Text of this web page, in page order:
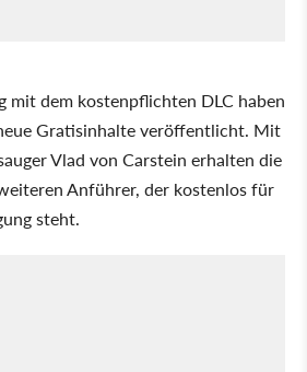
mit dem kostenpflichten DLC haben
Gratisinhalte veröffentlicht. Mit
Vlad von Carstein erhalten die
Anführer, der kostenlos für
steht.